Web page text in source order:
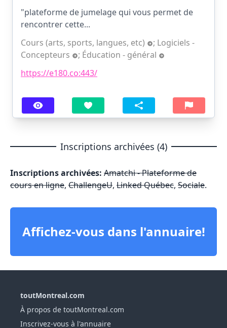
"plateforme de jumelage qui vous permet de
rencontrer cette...
Cours (arts, sports, langues, etc)
; Logiciels -
Concepteurs
; Éducation - général
https://e180.co:443/
Inscriptions archivées (4)
Inscriptions archivées: Amatchi - Plateforme de
cours en ligne, ChallengeU, Linked Québec, Sociale.
Affichez-vous dans l'annuaire!
toutMontreal.com
À propos de toutMontreal.com
Inscrivez-vous à l'annuaire